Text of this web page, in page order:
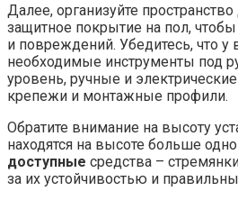
Далее, организуйте пространство
защитное покрытие на пол,
и повреждений. Убедитесь, что у
необходимые инструменты под
уровень, ручные и
крепежи и монтажные профили.
Обратите внимание на высоту
находятся на высоте больше
доступные средства –
за их устойчивостью и